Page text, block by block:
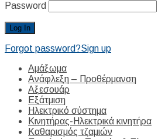
Password
Forgot password?Sign up
Αμάξωμα
Ανάφλεξη – Προθέρμανση
Αξεσουάρ
Εξάτμιση
Ηλεκτρικό σύστημα
Κινητήρας-Ηλεκτρικά κινητήρα
Καθαρισμός τζαμιών